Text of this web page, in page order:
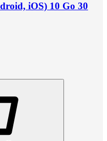
iOS) 10 Go 30